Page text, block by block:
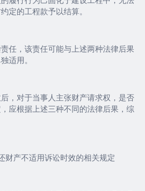
定的工程款予以结算。
任，该责任可能与上述两种法律后果
适用。
，对于当事人主张财产请求权，是否
应根据上述三种不同的法律后果，综
财产不适用诉讼时效的相关规定